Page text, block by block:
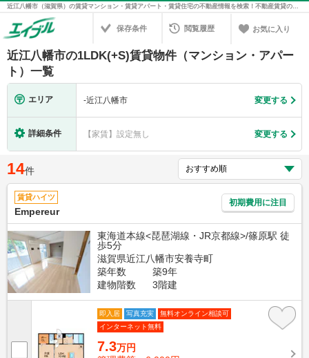
近江八幡市（滋賀県）の賃貸マンション・賃貸アパート・賃貸住宅の不動産情報を検索！不動産賃貸の物件探しは、お部屋探しのエイブル
保存条件 閲覧履歴 お気に入り
近江八幡市の1LDK(+S)賃貸物件（マンション・アパー
ト）一覧
エリア -近江八幡市 変更する
詳細条件 【家賃】設定無し 変更する
14件
賃貸ハイツ
Empereur
初期費用に注目
東海道本線<琵琶湖線・JR京都線>/篠原駅 徒
歩5分
滋賀県近江八幡市安養寺町
築年数
築9年
建物階数
3階建
即入居 写真充実
無料オンライン相談可
インターネット無料
7.3万円